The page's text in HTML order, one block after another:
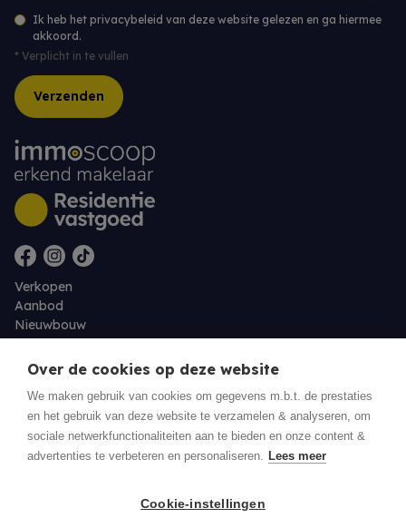
Ik heb het privacybeleid van deze website gelezen en ga hiermee
akkoord.
* Verplicht in te vullen
Verzenden
Verkopen
Aanbod
Nieuwbouw
Over ons
Contact
Eigenaarslogin
Over de cookies op deze website
We maken gebruik van cookies om gegevens m.b.t. de prestaties
en het gebruik van deze website te verzamelen & analyseren, om
sociale netwerkfunctionaliteiten aan te bieden en onze content &
advertenties te verbeteren en personaliseren. Lees meer
Cookie-instellingen